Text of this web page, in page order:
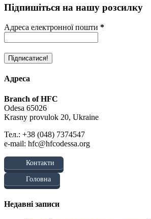
Підпишіться на нашу розсилку
Адреса електронної пошти *
Адреса
Branch of HFC
Odesa 65026
Krasny provulok 20, Ukraine
Тел.: +38 (048) 7374547
e-mail: hfc@hfcodessa.org
Контакти
Головна
Недавні записи